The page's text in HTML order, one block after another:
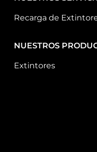
Recarga de
NUESTROS
Extintores